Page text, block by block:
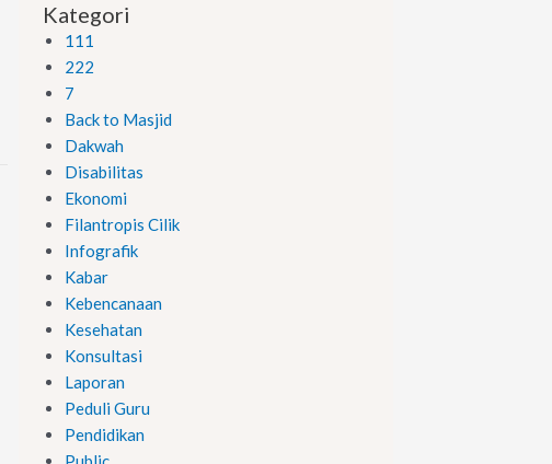
Kategori
111
222
7
Back to Masjid
Dakwah
Disabilitas
Ekonomi
Filantropis Cilik
Infografik
Kabar
Kebencanaan
Kesehatan
Konsultasi
Laporan
Peduli Guru
Pendidikan